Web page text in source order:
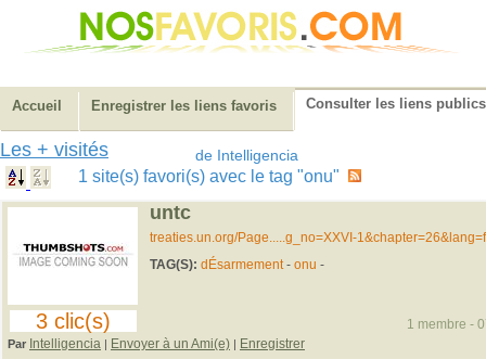
Accueil Enregistrer les liens favoris Consulter les liens publics
Les + visités de Intelligencia
1 site(s) favori(s) avec le tag "onu"
3 clic(s)
untc
treaties.un.org/Page.....g_no=XXVI-
TAG(S): dÉsarmement- onu -
Par Intelligencia | Envoyer à un Ami(e) | Enregistrer
1 membre -